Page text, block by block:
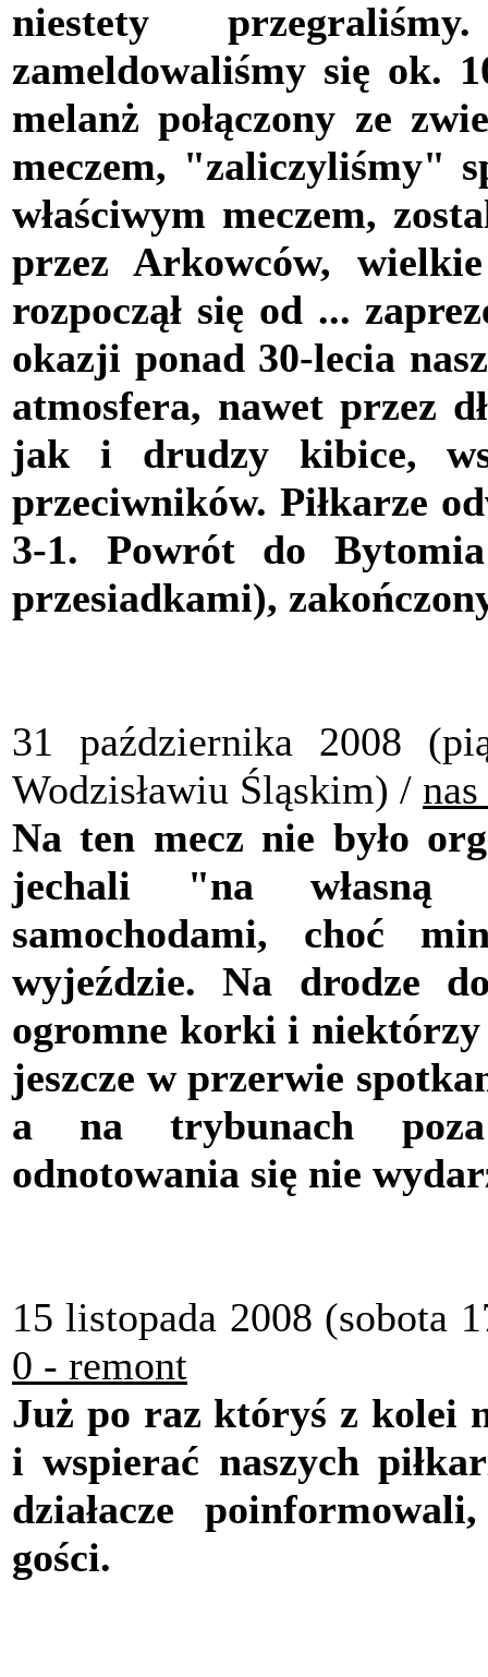
niestety
zameldowaliśmy się ok.
melanż połączony ze
meczem, "zaliczyliśmy"
właściwym meczem,
przez Arkowców,
rozpoczął się od ...
okazji ponad 30-lecia
atmosfera, nawet przez
jak i drudzy kibice,
przeciwników. Piłkarze
3-1. Powrót do
przesiadkami),
31 października 2008
Wodzisławiu Śląskim) /
Na ten mecz nie było
jechali "na własną
samochodami, choć
wyjeździe. Na drodze
ogromne korki i
jeszcze w przerwie
a na trybunach
odnotowania się nie
15 listopada 2008 (sobota
0 - remont
Już po raz któryś z kolei
i wspierać naszych
działacze
gości.